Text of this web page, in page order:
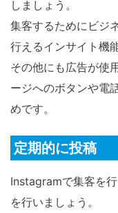
しましょう。
集客するためにビジ
行えるインサイト機
その他にも広告が使
ージへのボタンや電
めです。
定期的に投稿
Instagramで集客を
を行いましょう。